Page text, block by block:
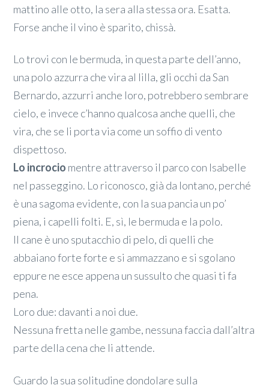
mattino alle otto, la sera alla stessa ora. Esatta.
Forse anche il vino è sparito, chissà.
Lo trovi con le bermuda, in questa parte dell’anno,
una polo azzurra che vira al lilla, gli occhi da San
Bernardo, azzurri anche loro, potrebbero sembrare
cielo, e invece c’hanno qualcosa anche quelli, che
vira, che se li porta via come un soffio di vento
dispettoso.
Lo incrocio mentre attraverso il parco con Isabelle
nel passeggino. Lo riconosco, già da lontano, perché
è una sagoma evidente, con la sua pancia un po’
piena, i capelli folti. E, sì, le bermuda e la polo.
Il cane è uno sputacchio di pelo, di quelli che
abbaiano forte forte e si ammazzano e si sgolano
eppure ne esce appena un sussulto che quasi ti fa
pena.
Loro due: davanti a noi due.
Nessuna fretta nelle gambe, nessuna faccia dall’altra
parte della cena che li attende.
Guardo la sua solitudine dondolare sulla